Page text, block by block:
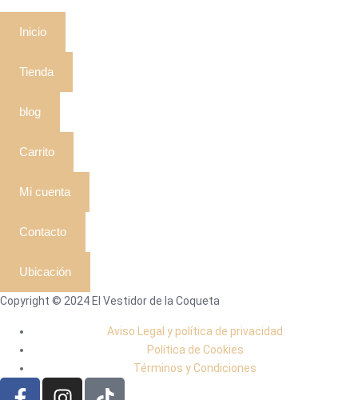
Inicio
Tienda
blog
Carrito
Mi cuenta
Contacto
Ubicación
Copyright © 2024 El Vestidor de la Coqueta
Aviso Legal y política de privacidad
Política de Cookies
Términos y Condiciones